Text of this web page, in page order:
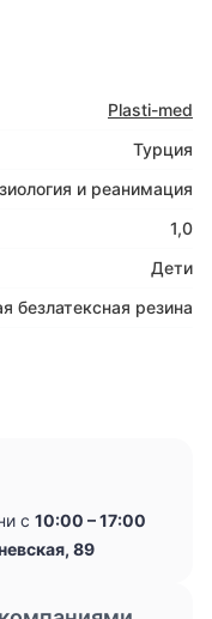
Plasti-med
Турция
и реанимация
1,0
Дети
безлатексная резина
с 10:00 – 17:00
89